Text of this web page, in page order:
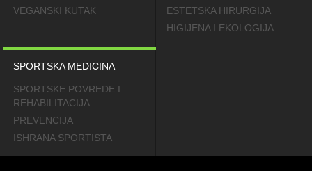
VEGANSKI KUTAK
ESTETSKA HIRURGIJA
HIGIJENA I EKOLOGIJA
SPORTSKA MEDICINA
SPORTSKE POVREDE I
REHABILITACIJA
PREVENCIJA
ISHRANA SPORTISTA